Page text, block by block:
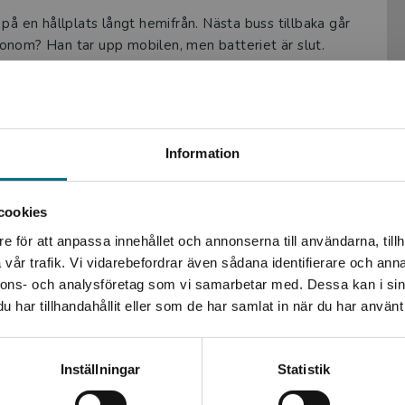
Information
för att anpassa innehållet och annonserna till användarna,
trafik. Vi vidarebefordrar även sådana identifierare och
och analysföretag som vi samarbetar med. Dessa kan i
har tillhandahållit eller som de har samlat in när du har
Inställningar Statistik
Begränsad fraktregion
Det verkar som att du besöker nyponochviljaforlag.se via
en enhet utanför Sverige. Vi erbjuder inte leveranser
utanför Sverige. För att kunna slutföra ett köp måste
leveransadressen vara i Sverige.
en hållplats långt hemifrån. Nästa buss tillbaka går
Han tar upp mobilen, men batteriet är slut.
värme och mycket humor en helt vanlig kille i
kan kännas nog så besvärliga. Han gör bort sig
hårda ungdomsliv som skildras i böcker om våld,
berättelser som de flesta kan känna igen